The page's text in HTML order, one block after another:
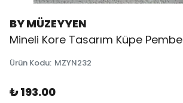
BY MÜZEYYEN
Mineli Kore Tasarım Küpe Pembe
Ürün Kodu: MZYN232
₺ 193.00